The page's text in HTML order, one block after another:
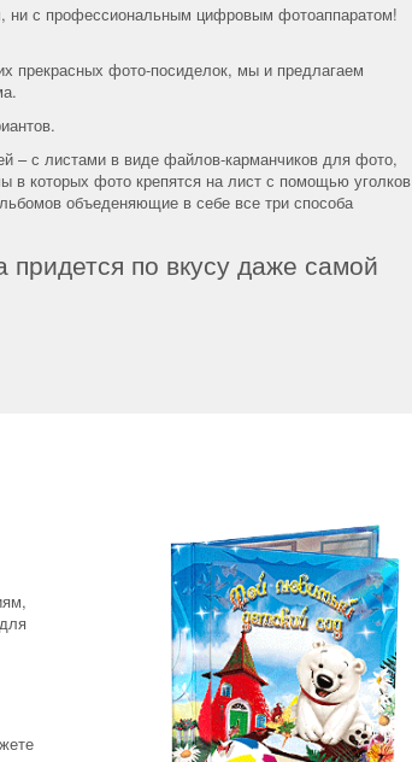
ни с профессиональным цифровым фотоаппаратом!
прекрасных фото-посиделок, мы и предлагаем
– с листами в виде файлов-карманчиков для фото,
которых фото крепятся на лист с помощью уголков
объеденяющие в себе все три способа
по вкусу даже самой